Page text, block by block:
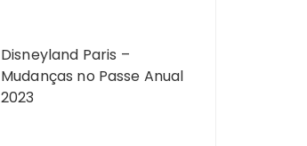
Disneyland Paris –
Mudanças no Passe Anual
2023